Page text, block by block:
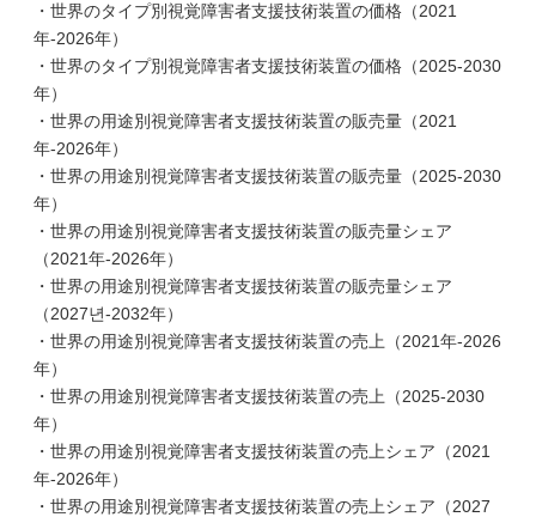
・世界のタイプ別視覚障害者支援技術装置の価格（2021
年-2026年）
・世界のタイプ別視覚障害者支援技術装置の価格（2025-2030
年）
・世界の用途別視覚障害者支援技術装置の販売量（2021
年-2026年）
・世界の用途別視覚障害者支援技術装置の販売量（2025-2030
年）
・世界の用途別視覚障害者支援技術装置の販売量シェア
（2021年-2026年）
・世界の用途別視覚障害者支援技術装置の販売量シェア
（2027년-2032年）
・世界の用途別視覚障害者支援技術装置の売上（2021年-2026
年）
・世界の用途別視覚障害者支援技術装置の売上（2025-2030
年）
・世界の用途別視覚障害者支援技術装置の売上シェア（2021
年-2026年）
・世界の用途別視覚障害者支援技術装置の売上シェア（2027